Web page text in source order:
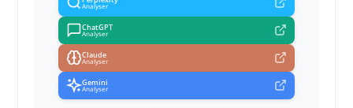
Analyser
ChatGPT
Analyser
Claude
Analyser
Gemini
Analyser